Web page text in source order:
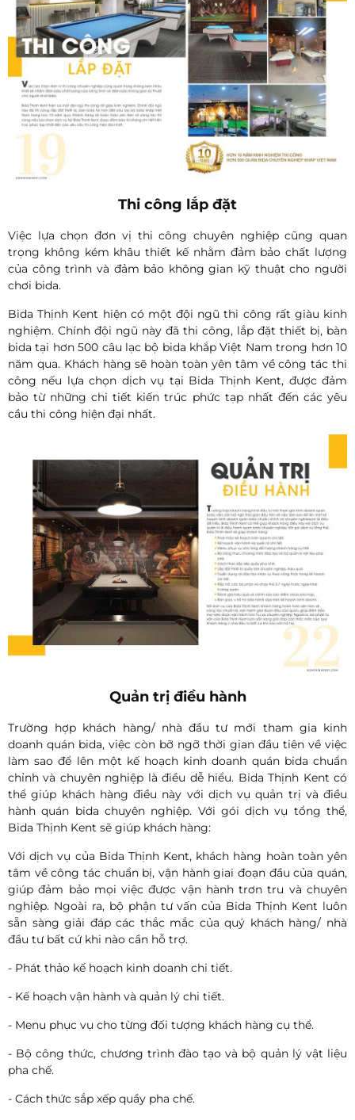
Thi công lắp đặt
Việc lựa chọn đơn vị thi công chuyên nghiệp cũng quan
trọng không kém khâu thiết kế nhằm đảm bảo chất lượng
của công trình và đảm bảo không gian kỹ thuật cho người
chơi bida.
Bida Thịnh Kent hiện có một đội ngũ thi công rất giàu kinh
nghiệm. Chính đội ngũ này đã thi công, lắp đặt thiết bị, bàn
bida tại hơn 500 câu lạc bộ bida khắp Việt Nam trong hơn 10
năm qua. Khách hàng sẽ hoàn toàn yên tâm về công tác thi
công nếu lựa chọn dịch vụ tại Bida Thịnh Kent, được đảm
bảo từ những chi tiết kiến trúc phức tạp nhất đến các yêu
cầu thi công hiện đại nhất.
Quản trị điều hành
Trường hợp khách hàng/ nhà đầu tư mới tham gia kinh
doanh quán bida, việc còn bỡ ngỡ thời gian đầu tiên về việc
làm sao để lên một kế hoạch kinh doanh quán bida chuẩn
chỉnh và chuyên nghiệp là điều dễ hiểu. Bida Thịnh Kent có
thể giúp khách hàng điều này với dịch vụ quản trị và điều
hành quán bida chuyên nghiệp. Với gói dịch vụ tổng thể,
Bida Thịnh Kent sẽ giúp khách hàng:
Với dịch vụ của Bida Thịnh Kent, khách hàng hoàn toàn yên
tâm về công tác chuẩn bị, vận hành giai đoạn đầu của quán,
giúp đảm bảo mọi việc được vận hành trơn tru và chuyên
nghiệp. Ngoài ra, bộ phận tư vấn của Bida Thịnh Kent luôn
sẵn sàng giải đáp các thắc mắc của quý khách hàng/ nhà
đầu tư bất cứ khi nào cần hỗ trợ.
- Phát thảo kế hoạch kinh doanh chi tiết.
- Kế hoạch vận hành và quản lý chi tiết.
- Menu phục vụ cho từng đối tượng khách hàng cụ thể.
- Bộ công thức, chương trình đào tạo và bộ quản lý vật liệu
pha chế.
- Cách thức sắp xếp quầy pha chế.